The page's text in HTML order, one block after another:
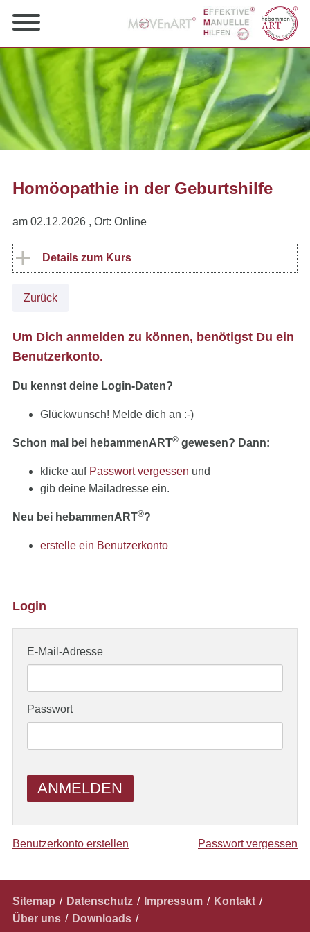
Homöopathie in der Geburtshilfe
am 02.12.2026 , Ort: Online
Details zum Kurs
Zurück
Um Dich anmelden zu können, benötigst Du ein
Benutzerkonto.
Du kennst deine Login-Daten?
Glückwunsch! Melde dich an :-)
Schon mal bei hebammenART® gewesen? Dann:
klicke auf Passwort vergessen und
gib deine Mailadresse ein.
Neu bei hebammenART®?
erstelle ein Benutzerkonto
Login
E-Mail-Adresse
Passwort
ANMELDEN
Benutzerkonto erstellen Passwort vergessen
Navigation
überspringen
Sitemap Datenschutz Impressum
Kontakt
Über uns
Downloads